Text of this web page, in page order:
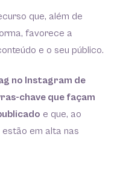
que, além de
favorece a
e o seu público.
no Instagram de
chave que façam
e que, ao
em alta nas